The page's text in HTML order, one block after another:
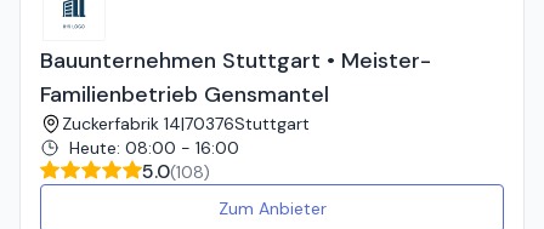
Bauunternehmen Stuttgart • Meister-
Familienbetrieb Gensmantel
Zuckerfabrik 14|70376Stuttgart
Heute: 08:00 - 16:00
5.0(108)
Zum Anbieter